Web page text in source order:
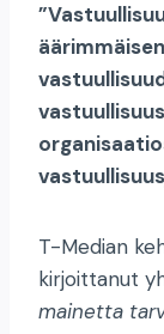
T-Median
kirjoittanut
mainetta